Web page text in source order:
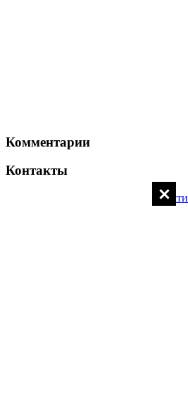
Комментарии
Контакты
Политика конфиденциальности